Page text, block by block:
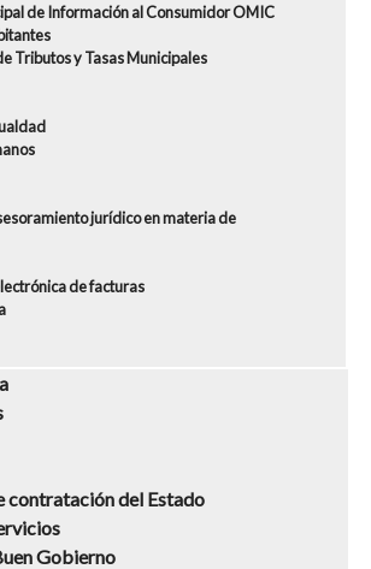
de Información al Consumidor OMIC
Tributos y Tasas Municipales
jurídico en materia de
de facturas
contratación del Estado
Gobierno